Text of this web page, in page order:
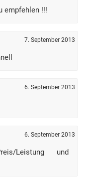
empfehlen !!!
7. September 2013
6. September 2013
6. September 2013
Leistung und